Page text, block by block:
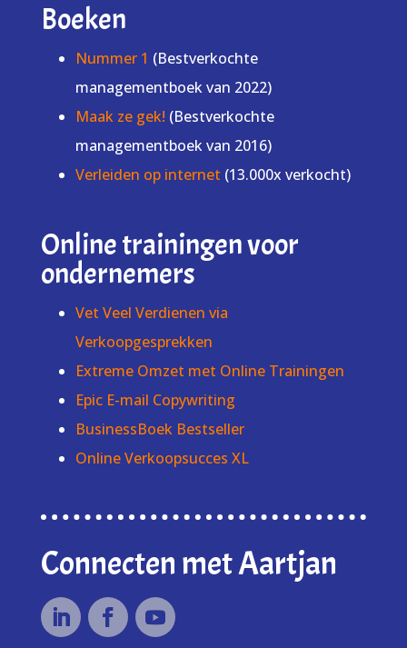
Boeken
Nummer 1 (Bestverkochte
managementboek van 2022)
Maak ze gek! (Bestverkochte
managementboek van 2016)
Verleiden op internet (13.000x verkocht)
Online trainingen voor
ondernemers
Vet Veel Verdienen via
Verkoopgesprekken
Extreme Omzet met Online Trainingen
Epic E-mail Copywriting
BusinessBoek Bestseller
Online Verkoopsucces XL
Connecten met Aartjan